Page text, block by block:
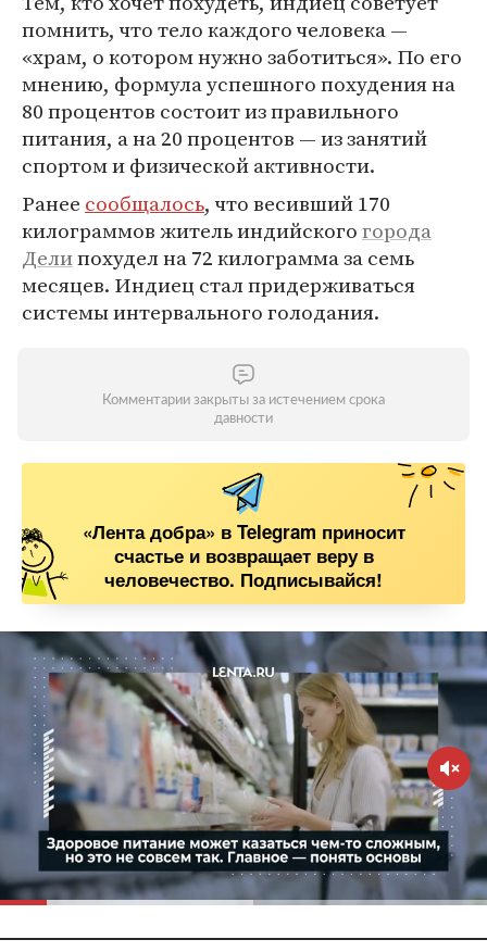
помнить, что тело каждого человека —
«храм, о котором нужно заботиться». По его
мнению, формула успешного похудения на
80 процентов состоит из правильного
питания, а на 20 процентов — из занятий
спортом и физической активности.
Ранее сообщалось, что весивший 170
килограммов житель индийскогогорода
Делипохудел на 72 килограмма за семь
месяцев. Индиец стал придерживаться
системы интервального голодания.
Комментарии закрыты за истечением срока
давности
«Лента добра» в Telegram приносит
счастье и возвращает веру в
человечество. Подписывайся!